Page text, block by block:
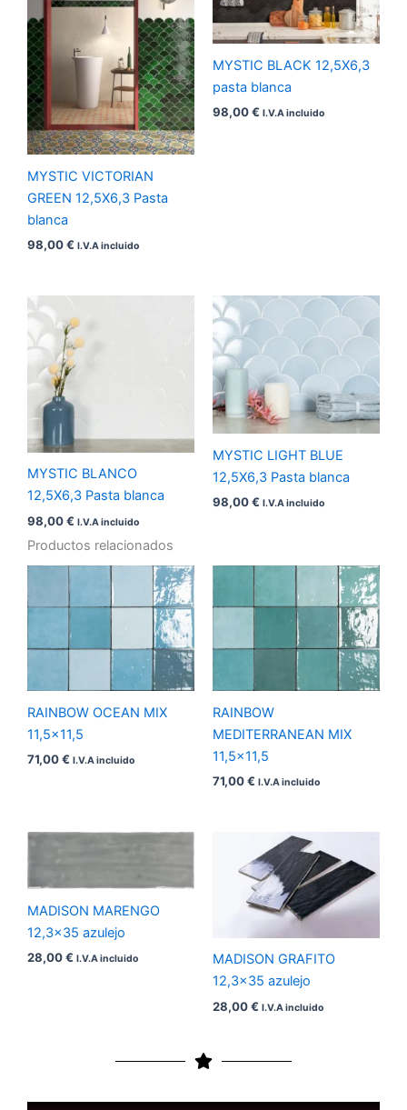
MYSTIC VICTORIAN
GREEN 12,5X6,3 Pasta
blanca
98,00€ I.V.A incluido
MYSTIC BLACK 12,5X6,3
pasta blanca
98,00€ I.V.A incluido
MYSTIC BLANCO
12,5X6,3 Pasta blanca
98,00€ I.V.A incluido
MYSTIC LIGHT BLUE
12,5X6,3 Pasta blanca
98,00€ I.V.A incluido
Productos relacionados
RAINBOW OCEAN MIX
11,5×11,5
71,00€ I.V.A incluido
RAINBOW
MEDITERRANEAN MIX
11,5×11,5
71,00€ I.V.A incluido
MADISON MARENGO
12,3×35 azulejo
28,00€ I.V.A incluido
MADISON GRAFITO
12,3×35 azulejo
28,00€ I.V.A incluido